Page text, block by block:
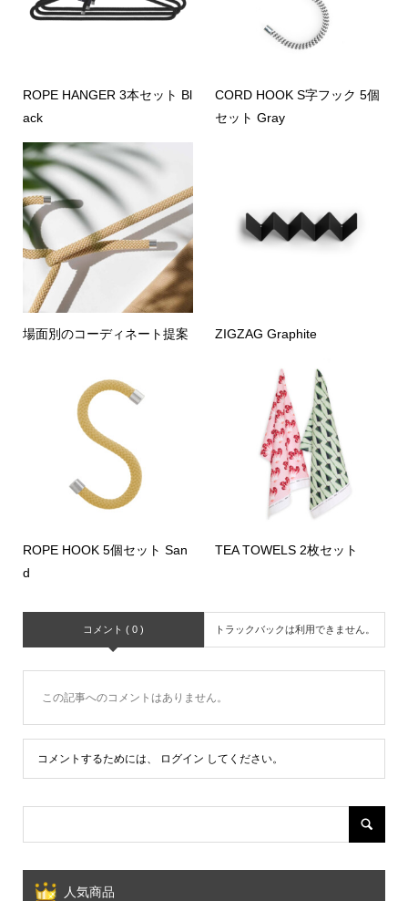
ROPE HANGER 3本セット Bl
ack
CORD HOOK S字フック 5個
セット Gray
場面別のコーディネート提案 ZIGZAG Graphite
ROPE HOOK 5個セット San
d
TEA TOWELS 2枚セット
コメント ( 0 ) トラックバックは利用できません。
この記事へのコメントはありません。
コメントするためには、 ログイン してください。
人気商品